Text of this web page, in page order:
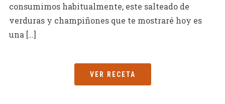
consumimos habitualmente, este salteado de
verduras y champiñones que te mostraré hoy es
una […]
VER RECETA